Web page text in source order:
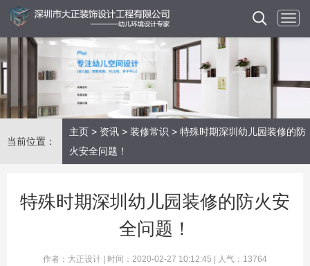
当前位置：
主页 > 资讯 > 装修常识 > 特殊时期深圳幼儿园装修的防
火安全问题！
特殊时期深圳幼儿园装修的防火安
全问题！
作者：大正设计 | 时间：2020-02-27 10:12:45 | 人气：13764